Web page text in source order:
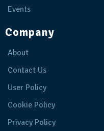
Events
Company
About
Contact Us
User Policy
Cookie Policy
Privacy Policy